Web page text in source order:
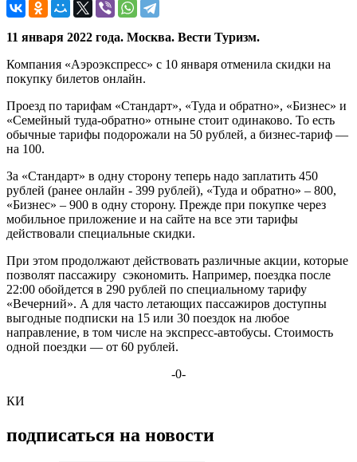
11 января 2022 года. Москва. Вести Туризм.
Компания «Аэроэкспресс» с 10 января отменила скидки на
покупку билетов онлайн.
Проезд по тарифам «Стандарт», «Туда и обратно», «Бизнес» и
«Семейный туда-обратно» отныне стоит одинаково. То есть
обычные тарифы подорожали на 50 рублей, а бизнес-тариф —
на 100.
За «Стандарт» в одну сторону теперь надо заплатить 450
рублей (ранее онлайн - 399 рублей), «Туда и обратно» – 800,
«Бизнес» – 900 в одну сторону. Прежде при покупке через
мобильное приложение и на сайте на все эти тарифы
действовали специальные скидки.
При этом продолжают действовать различные акции, которые
позволят пассажиру сэкономить. Например, поездка после
22:00 обойдется в 290 рублей по специальному тарифу
«Вечерний». А для часто летающих пассажиров доступны
выгодные подписки на 15 или 30 поездок на любое
направление, в том числе на экспресс-автобусы. Стоимость
одной поездки — от 60 рублей.
-0-
КИ
подписаться на новости